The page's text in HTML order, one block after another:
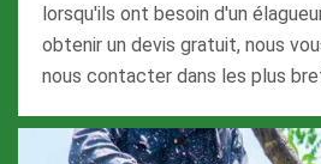
lorsqu'ils ont besoin d'un
obtenir un devis gratuit, nous
nous contacter dans les plus